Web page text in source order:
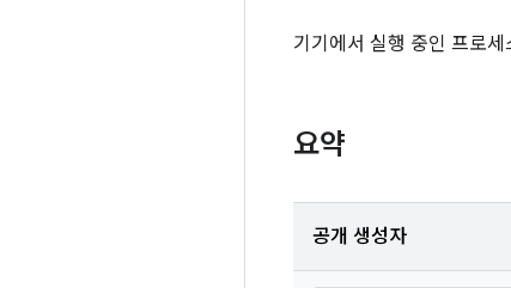
기기에서 실행 중인 프로
요약
공개 생성자